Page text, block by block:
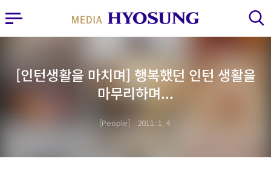
MY FRIEND HYOSUNG
사이드바 열기 검색 레이어 열기
[인턴생활을 마치며] 행복했던 인턴 생활을
마무리하며...
People 2011. 1. 4.